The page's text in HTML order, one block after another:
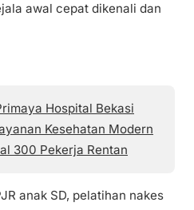
awal cepat dikenali dan
Hospital Bekasi
Kesehatan Modern
300 Pekerja Rentan
anak SD, pelatihan nakes